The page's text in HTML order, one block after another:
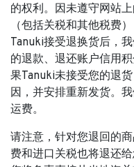
的权利。因未遵守网站
（包括关税和其他税费
Tanuki接受退换货后，
的退款、退还账户信用
果Tanuki未接受您的退
因，并安排重新发货。
运费。
请注意，针对您退回的
费和进口关税也将退还